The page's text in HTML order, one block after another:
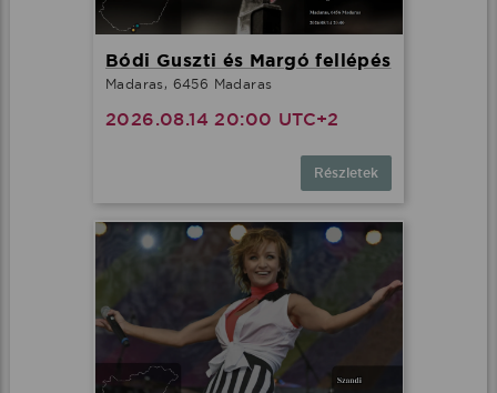
Bódi Guszti és Margó fellépés
Madaras, 6456 Madaras
2026.08.14 20:00 UTC+2
Részletek